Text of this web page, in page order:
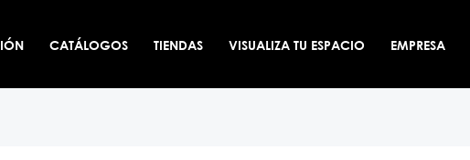
CATÁLOGOS TIENDAS VISUALIZA TU ESPACIO EMPRESA